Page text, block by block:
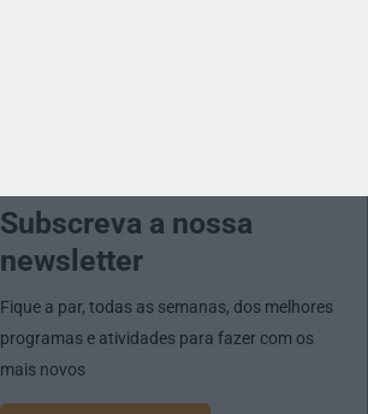
Subscreva a nossa
newsletter
Fique a par, todas as semanas, dos melhores
programas e atividades para fazer com os
mais novos